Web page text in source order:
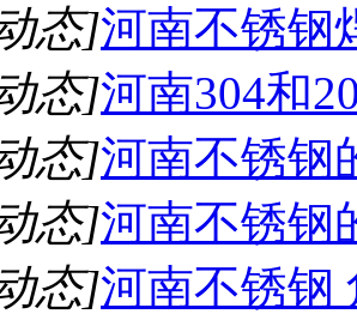
态]河南不锈钢
态]河南304和
态]河南不锈钢
态]河南不锈钢
态]河南不锈钢